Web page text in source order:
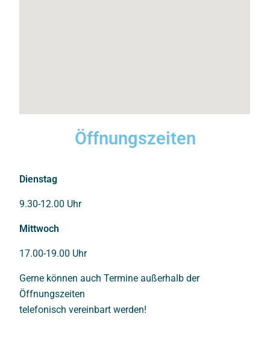
Öffnungszeiten
Dienstag
9.30-12.00 Uhr
Mittwoch
17.00-19.00 Uhr
Gerne können auch Termine außerhalb der
Öffnungszeiten
telefonisch vereinbart werden!